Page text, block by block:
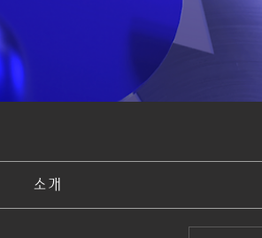
소개